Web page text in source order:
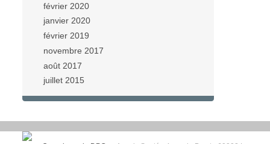
février 2020
janvier 2020
février 2019
novembre 2017
août 2017
juillet 2015